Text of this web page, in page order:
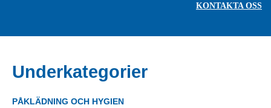
KONTAKTA OSS
Underkategorier
PÅKLÄDNING OCH HYGIEN